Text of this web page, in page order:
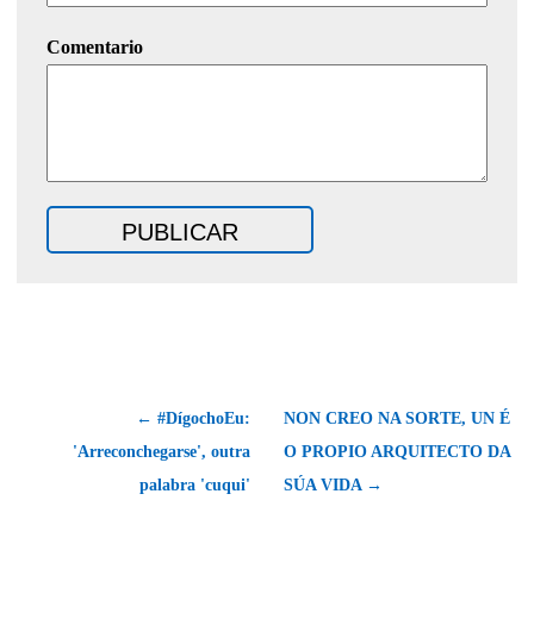
Comentario
← #DígochoEu:
'Arreconchegarse', outra
palabra 'cuqui'
NON CREO NA SORTE, UN É
O PROPIO ARQUITECTO DA
SÚA VIDA →